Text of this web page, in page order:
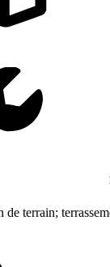
de terrain;